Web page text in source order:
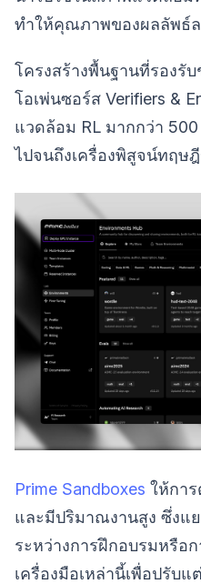
ทำให้คุณภาพของผลลัพธ์
โครงสร้างพื้นฐานที่รองรั
โอเพ่นซอร์ส Verifiers &
แวดล้อม RL มากกว่า
ไปจนถึงเครื่องพิสูจน์ทฤษ
Prime Sandboxes ให้กา
และมีปริมาณงานสูง ซึ่งแ
ระหว่างการฝึกอบรมหรื
เครื่องมือเหล่านี้เพื่อปรับ